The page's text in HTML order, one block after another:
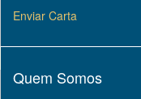
Enviar Carta
Quem Somos